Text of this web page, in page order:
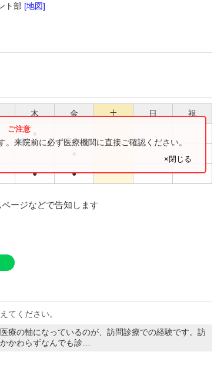
ト部 [地図]
木 金 土 日 祝
● ●
来院前に必ず医療機関に直接ご確認ください。
×閉じる
ージなどで告知します
てください。
療の軸になっているのが、訪問診療での経験です。訪
かわらずなんでも診…